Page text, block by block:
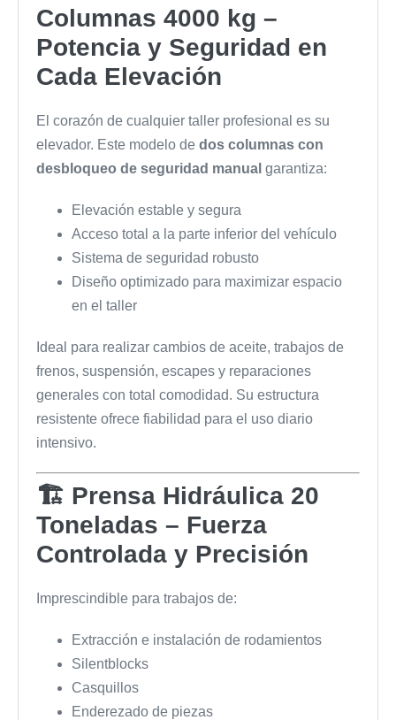
Columnas 4000 kg –
Potencia y Seguridad en
Cada Elevación
El corazón de cualquier taller profesional es su
elevador. Este modelo de dos columnas con
desbloqueo de seguridad manual garantiza:
Elevación estable y segura
Acceso total a la parte inferior del vehículo
Sistema de seguridad robusto
Diseño optimizado para maximizar espacio
en el taller
Ideal para realizar cambios de aceite, trabajos de
frenos, suspensión, escapes y reparaciones
generales con total comodidad. Su estructura
resistente ofrece fiabilidad para el uso diario
intensivo.
🏗 Prensa Hidráulica 20
Toneladas – Fuerza
Controlada y Precisión
Imprescindible para trabajos de:
Extracción e instalación de rodamientos
Silentblocks
Casquillos
Enderezado de piezas